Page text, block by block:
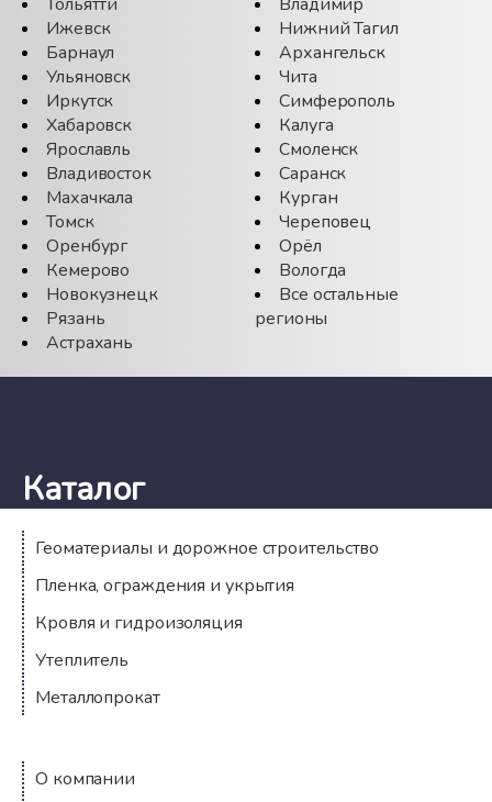
Ижевск
Барнаул
Ульяновск
Иркутск
Хабаровск
Ярославль
Владивосток
Махачкала
Томск
Оренбург
Кемерово
Новокузнецк
Рязань
Астрахань
Нижний Тагил
Архангельск
Чита
Симферополь
Калуга
Смоленск
Саранск
Курган
Череповец
Орёл
Вологда
Все остальные
регионы
Каталог
Геоматериалы и дорожное строительство
Пленка, ограждения и укрытия
Кровля и гидроизоляция
Утеплитель
Металлопрокат
Компания
О компании